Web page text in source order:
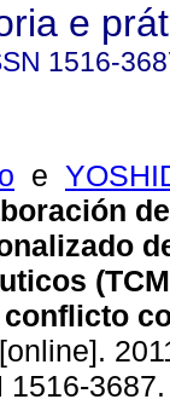
e
1516-
e
[online].
1516-3687.